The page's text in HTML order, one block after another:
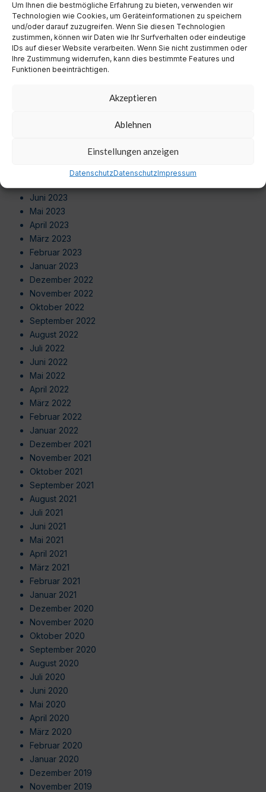
Um Ihnen die bestmögliche Erfahrung zu bieten, verwenden wir
Technologien wie Cookies, um Geräteinformationen zu speichern
und/oder darauf zuzugreifen. Wenn Sie diesen Technologien
zustimmen, können wir Daten wie Ihr Surfverhalten oder eindeutige
IDs auf dieser Website verarbeiten. Wenn Sie nicht zustimmen oder
Ihre Zustimmung widerrufen, kann dies bestimmte Features und
Funktionen beeinträchtigen.
Akzeptieren
Ablehnen
Einstellungen anzeigen
DatenschutzDatenschutzImpressum
August 2024
Juli 2024
Juni 2024
Mai 2024
April 2024
März 2024
September 2023
August 2023
Juni 2023
Mai 2023
April 2023
März 2023
Februar 2023
Januar 2023
Dezember 2022
November 2022
Oktober 2022
September 2022
August 2022
Juli 2022
Juni 2022
Mai 2022
April 2022
März 2022
Februar 2022
Januar 2022
Dezember 2021
November 2021
Oktober 2021
September 2021
August 2021
Juli 2021
Juni 2021
Mai 2021
April 2021
März 2021
Februar 2021
Januar 2021
Dezember 2020
November 2020
Oktober 2020
September 2020
August 2020
Juli 2020
Juni 2020
Mai 2020
April 2020
März 2020
Februar 2020
Januar 2020
Dezember 2019
November 2019